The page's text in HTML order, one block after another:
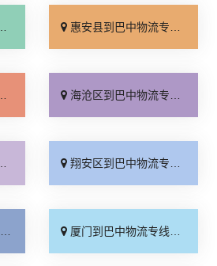
惠安县到巴中物流专线_全境配送「门到门接送」
海沧区到巴中物流专线_怎么收费「天天发车」
翔安区到巴中物流专线_送货上门「全程定位」
厦门到巴中物流专线_运价实惠「快速直达」